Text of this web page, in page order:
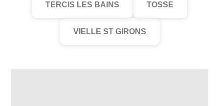
TERCIS LES BAINS TOSSE
VIELLE ST GIRONS